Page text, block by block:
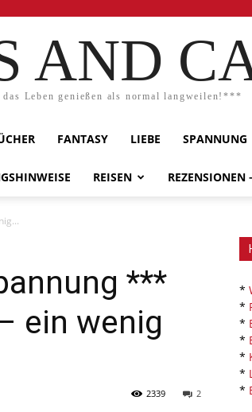
AND
Leben genießen als normal langweilen!***
FANTASY LIEBE SPANNUNG
REISEN REZENSIONEN
***
ein wenig
2
2339
*
*
*
*
*
*
*